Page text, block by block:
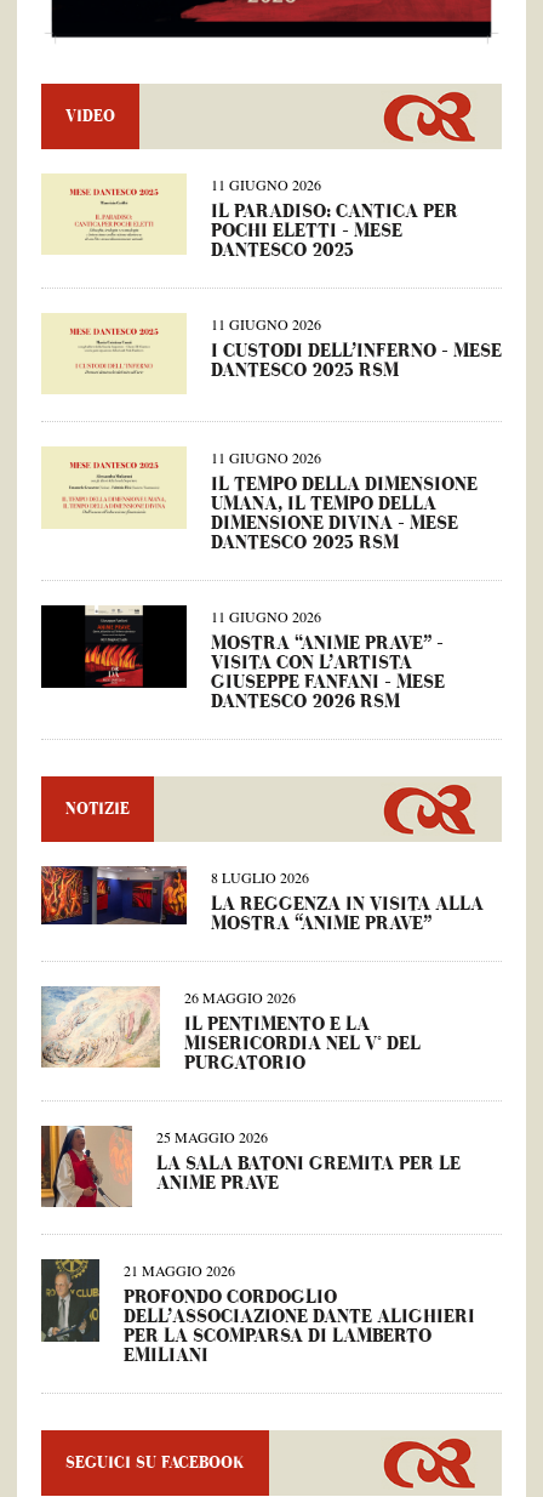
VIDEO
11 GIUGNO 2026
IL PARADISO: CANTICA PER
POCHI ELETTI – MESE
DANTESCO 2025
11 GIUGNO 2026
I CUSTODI DELL’INFERNO – MESE
DANTESCO 2025 RSM
11 GIUGNO 2026
IL TEMPO DELLA DIMENSIONE
UMANA, IL TEMPO DELLA
DIMENSIONE DIVINA – MESE
DANTESCO 2025 RSM
11 GIUGNO 2026
MOSTRA “ANIME PRAVE” –
VISITA CON L’ARTISTA
GIUSEPPE FANFANI – MESE
DANTESCO 2026 RSM
NOTIZIE
8 LUGLIO 2026
LA REGGENZA IN VISITA ALLA
MOSTRA “ANIME PRAVE”
26 MAGGIO 2026
IL PENTIMENTO E LA
MISERICORDIA NEL V° DEL
PURGATORIO
25 MAGGIO 2026
LA SALA BATONI GREMITA PER LE
ANIME PRAVE
21 MAGGIO 2026
PROFONDO CORDOGLIO
DELL’ASSOCIAZIONE DANTE ALIGHIERI
PER LA SCOMPARSA DI LAMBERTO
EMILIANI
SEGUICI SU FACEBOOK